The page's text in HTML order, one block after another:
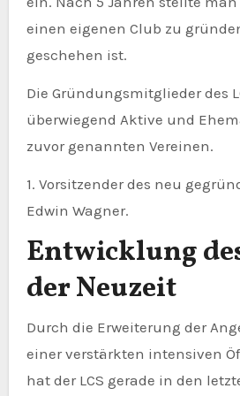
einen eigenen Club zu
geschehen ist.
Die Gründungsmitglieder des
überwiegend Aktive und
zuvor genannten Vereinen.
1. Vorsitzender des neu
Edwin Wagner.
Entwicklung
der Neuzeit
Durch die Erweiterung der
einer verstärkten intensiven
hat der LCS gerade in den